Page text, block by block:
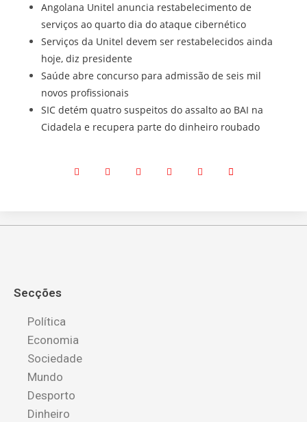
Angolana Unitel anuncia restabelecimento de
serviços ao quarto dia do ataque cibernético
Serviços da Unitel devem ser restabelecidos ainda
hoje, diz presidente
Saúde abre concurso para admissão de seis mil
novos profissionais
SIC detém quatro suspeitos do assalto ao BAI na
Cidadela e recupera parte do dinheiro roubado
Secções
Política
Economia
Sociedade
Mundo
Desporto
Dinheiro